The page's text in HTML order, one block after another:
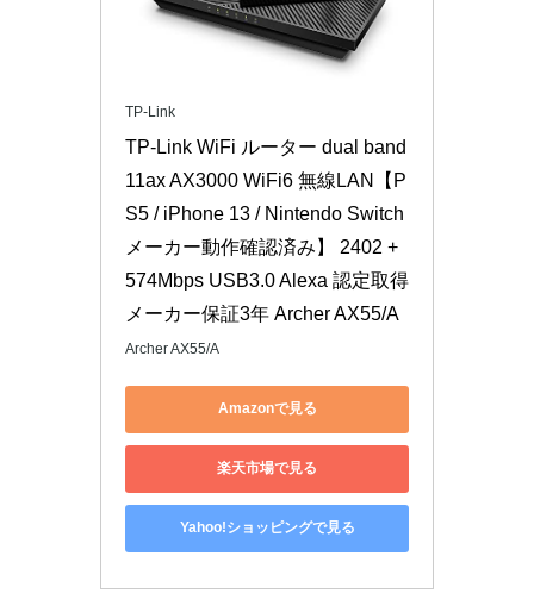
TP-Link
TP-Link WiFi ルーター dual band
11ax AX3000 WiFi6 無線LAN【P
S5 / iPhone 13 / Nintendo Switch
メーカー動作確認済み】 2402 +
574Mbps USB3.0 Alexa 認定取得
メーカー保証3年 Archer AX55/A
Archer AX55/A
Amazonで見る
楽天市場で見る
Yahoo!ショッピングで見る